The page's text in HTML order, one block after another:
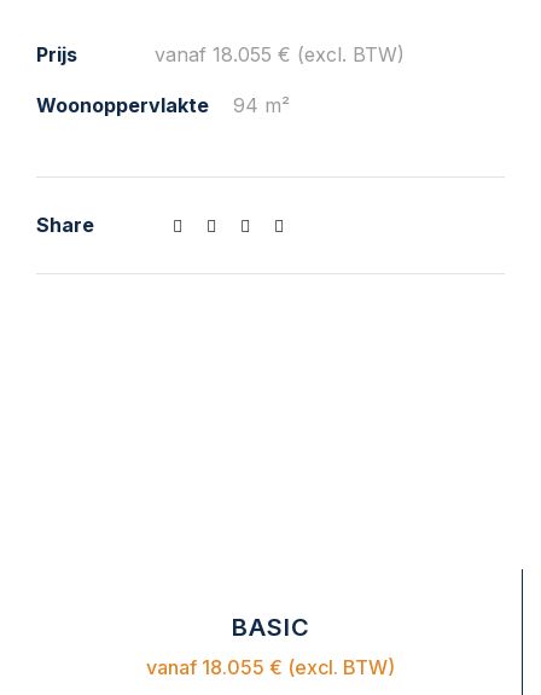
Prijs vanaf 18.055 € (excl. BTW)
Woonoppervlakte 94 m²
Share
BASIC
vanaf 18.055 € (excl. BTW)